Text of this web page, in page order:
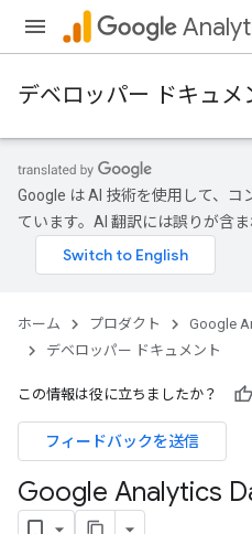
デベロッパー ドキュメ
Google は AI 技術を使用して、
ています。AI 翻訳には誤りが含ま
ホーム プロダクト
Google
デベロッパー ドキュメント
この情報は役に立ちましたか？
フィードバックを送信
Google Analytics